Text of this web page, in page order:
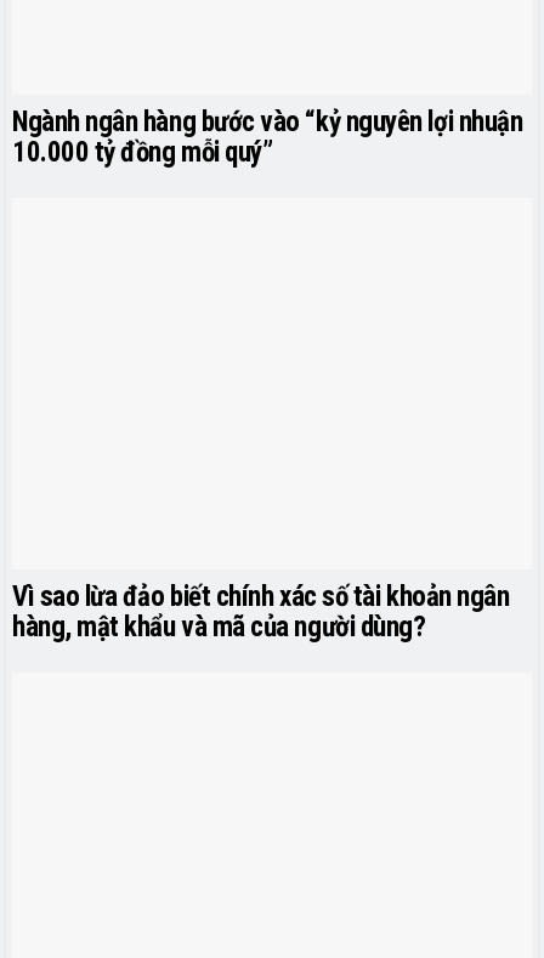
Ngành ngân hàng bước vào “kỷ nguyên lợi nhuận
10.000 tỷ đồng mỗi quý”
Vì sao lừa đảo biết chính xác số tài khoản ngân
hàng, mật khẩu và mã của người dùng?